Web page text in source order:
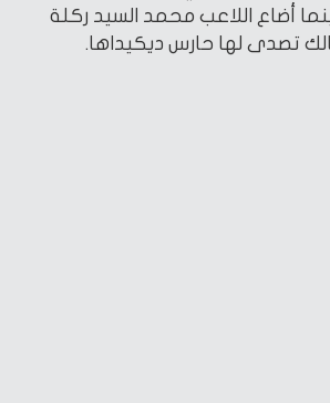
أضاع اللاعب محمد السيد ركلة
تصدى لها حارس ديكيداها.